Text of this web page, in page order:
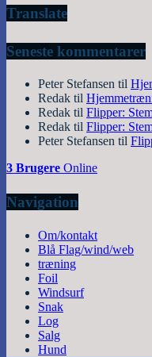
Translate
Seneste kommentarer
Peter Stefansen til
Redak til
Redak til Flipper:
Redak til Flipper:
Peter Stefansen til
3 Brugere Online
Navigation
Om/kontakt
Blå Flag/wind/web
træning
Foil
Windsurf
Snak
Log
Salg
Hund